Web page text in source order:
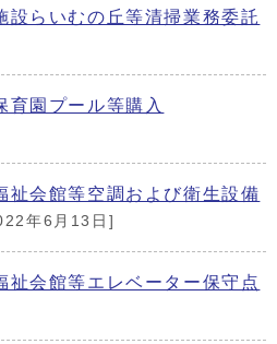
設らいむの丘等清掃業務委託
育園プール等購入
祉会館等空調および衛生設備
年6月13日]
祉会館等エレベーター保守点